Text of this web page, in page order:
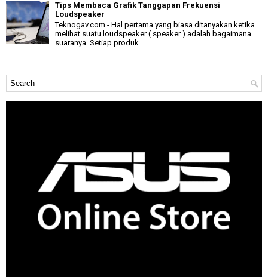
Tips Membaca Grafik Tanggapan Frekuensi
Loudspeaker
Teknogav.com - Hal pertama yang biasa ditanyakan ketika
melihat suatu loudspeaker ( speaker ) adalah bagaimana
suaranya. Setiap produk ...